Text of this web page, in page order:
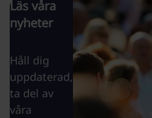
Läs våra
nyheter
Håll dig
uppdaterad,
ta del av
våra